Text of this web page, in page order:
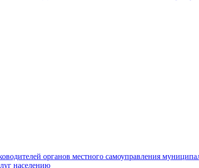
органов местного самоуправления
населению